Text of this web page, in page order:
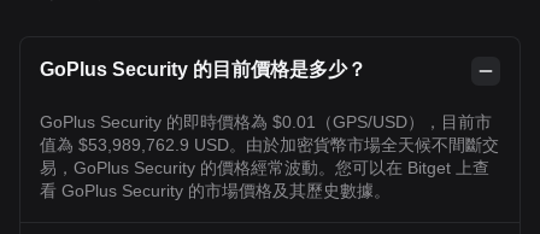
GoPlus Security 的目前價格是多少？
GoPlus Security 的即時價格為 $0.01（GPS/USD），目前市
值為 $53,989,762.9 USD。由於加密貨幣市場全天候不間斷交
易，GoPlus Security 的價格經常波動。您可以在 Bitget 上查
看 GoPlus Security 的市場價格及其歷史數據。